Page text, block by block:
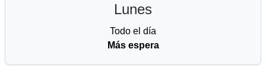
Lunes
Todo el día
Más espera